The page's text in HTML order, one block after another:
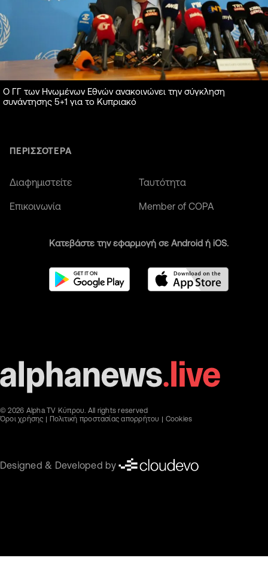
Ο ΓΓ των Ηνωμένων Εθνών ανακοινώνει την σύγκληση
συνάντησης 5+1 για το Κυπριακό
ΠΕΡΙΣΣΟΤΕΡΑ
Διαφημιστείτε Ταυτότητα
Επικοινωνία Member of COPA
Κατεβάστε την εφαρμογή σε Android ή iOS.
© 2026 Alpha TV Κύπρου. All rights reserved
Όροι χρήσης
Πολιτική προστασίας απορρήτου Cookies
Designed & Developed by